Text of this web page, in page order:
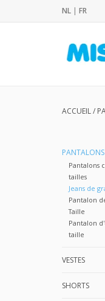
NL | FR
ACCUEIL/
PANTALONS
Pantalons
tailles
Jeans de
Pantalon
Taille
Pantalon
taille
VESTES
SHORTS